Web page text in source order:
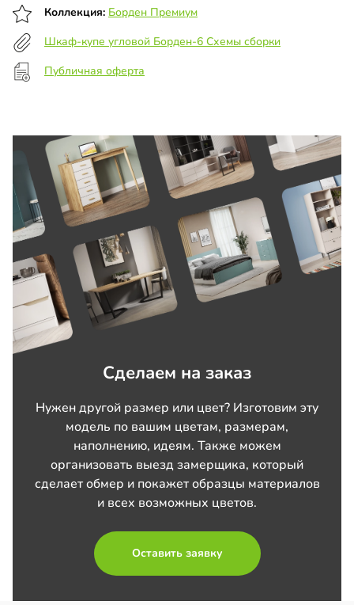
Коллекция: Борден Премиум
Шкаф-купе угловой Борден-6 Схемы сборки
Публичная оферта
Сделаем на заказ
Нужен другой размер или цвет? Изготовим эту
модель по вашим цветам, размерам,
наполнению, идеям. Также можем
организовать выезд замерщика, который
сделает обмер и покажет образцы материалов
и всех возможных цветов.
Оставить заявку